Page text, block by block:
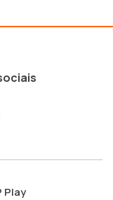
Play